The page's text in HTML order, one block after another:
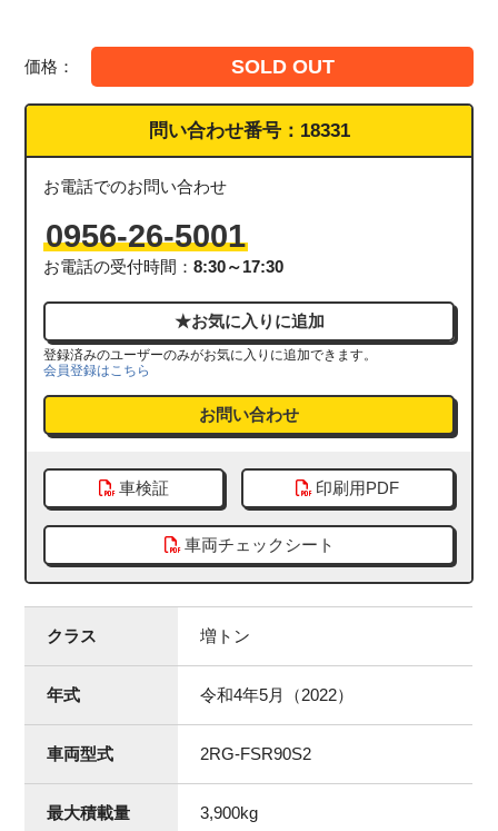
価格： SOLD OUT
問い合わせ番号： 18331
お電話でのお問い合わせ
0956-26-5001
お電話の受付時間：8:30～17:30
登録済みのユーザーのみがお気に入りに追加できます。
会員登録はこちら
お問い合わせ
車検証 印刷用PDF
車両チェックシート
クラス 増トン
年式 令和4年5月（2022）
車両型式 2RG-FSR90S2
最大積載量 3,900kg